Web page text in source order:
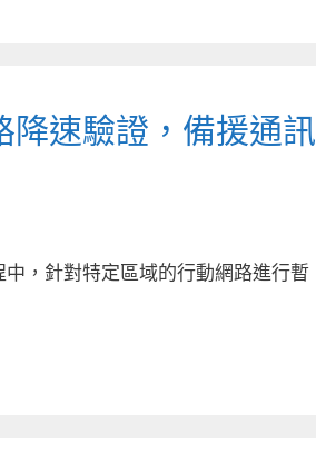
降速驗證，備援通訊
，針對特定區域的行動網路進行暫